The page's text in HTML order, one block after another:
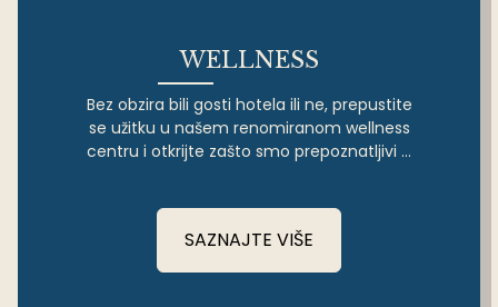
WELLNESS
Bez obzira bili gosti hotela ili ne, prepustite
se užitku u našem renomiranom wellness
centru i otkrijte zašto smo prepoznatljivi u
SAZNAJTE VIŠE